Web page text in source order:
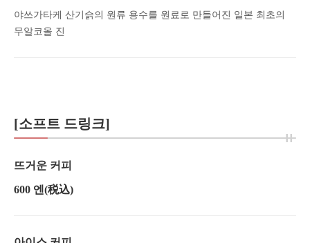
야쓰가타케 산기슭의 원류 용수를 원료로 만들어진 일본 최초의
무알코올 진
[소프트 드링크]
뜨거운 커피
600 엔 (税込)